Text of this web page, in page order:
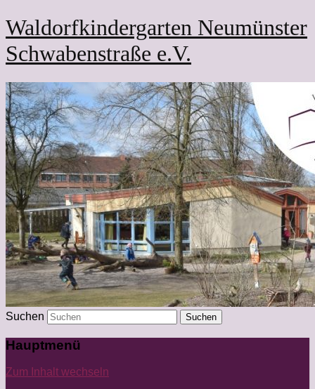
Waldorfkindergarten Neumünster
Schwabenstraße e.V.
Suchen
Hauptmenü
Zum Inhalt wechseln